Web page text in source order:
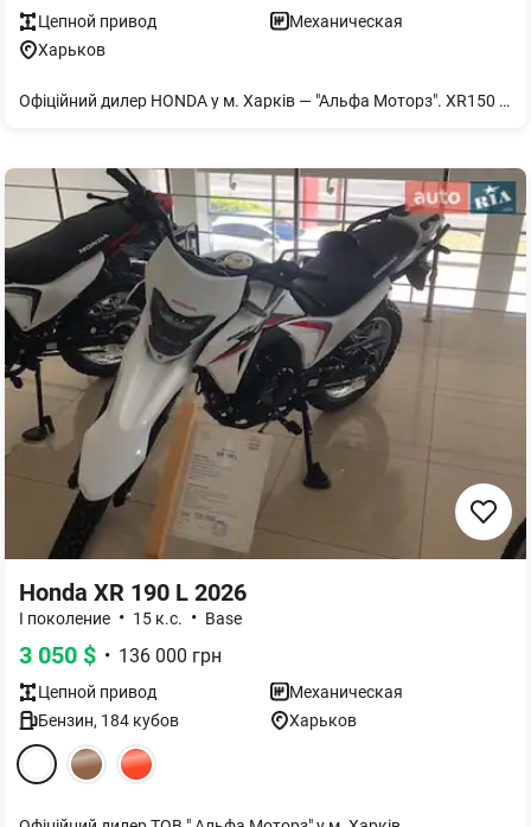
Цепной привод
Механическая
Харьков
Офіційний дилер HONDA у м. Харків — "Альфа Моторз". XR150 — простий та надійний мотоцикл від HONDA. В наявності. Доступні кольори — червоний
Honda XR 190 L 2026
I поколение • 15 к.с. • Base
3 050 $ • 136 000 грн
Цепной привод
Механическая
Бензин, 184 кубов Харьков